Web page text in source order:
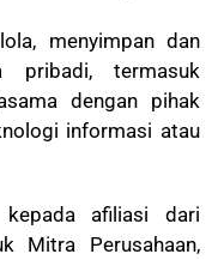
menyimpan dan
pribadi, termasuk
dengan pihak
informasi atau
afiliasi dari
Mitra Perusahaan,